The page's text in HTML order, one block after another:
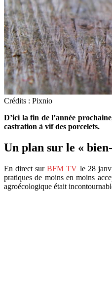
Crédits : Pixnio
D’ici la fin de l’année
castration à vif des porcelets.
Un plan sur le «
En direct surBFM TV le 28
pratiques de moins en moins
agroécologique était